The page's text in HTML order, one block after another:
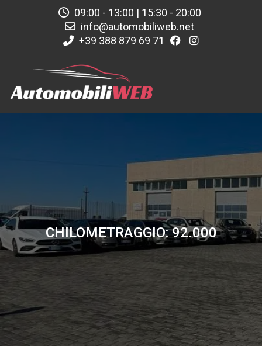
09:00 - 13:00 | 15:30 - 20:00
info@automobiliweb.net
+39 388 879 69 71
CHILOMETRAGGIO: 92.000